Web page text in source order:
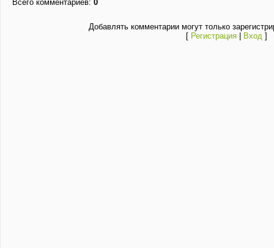
Всего комментариев: 0
Добавлять комментарии могут только
[ Регистрация| Вход]